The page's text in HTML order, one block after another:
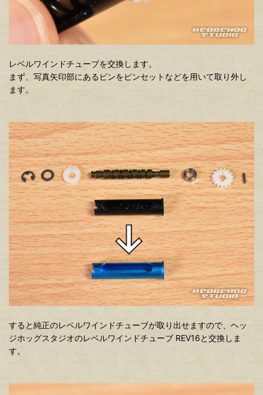
レベルワインドチューブを交換します。
まず、写真矢印部にあるピンをピンセットなどを用いて取り外し
ます。
すると純正のレベルワインドチューブが取り出せますので、ヘッ
ジホッグスタジオのレベルワインドチューブ REV16と交換しま
す。